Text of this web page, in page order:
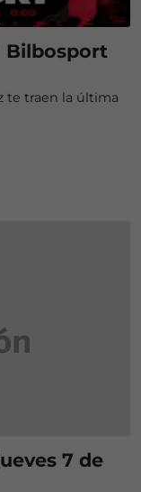
Bilbosport
te traen la última
7 de